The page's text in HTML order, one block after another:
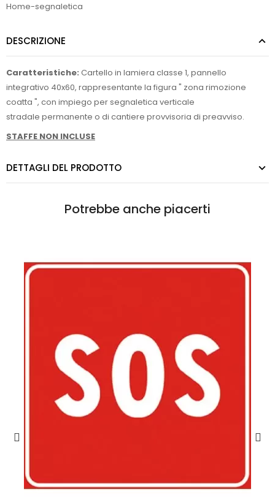
Home-segnaletica
DESCRIZIONE
Caratteristiche: Cartello in lamiera classe 1, pannello
integrativo 40x60, rappresentante la figura " zona rimozione
coatta ", con impiego per segnaletica verticale
stradale permanente o di cantiere provvisoria di preavviso.
STAFFE NON INCLUSE
DETTAGLI DEL PRODOTTO
Potrebbe anche piacerti